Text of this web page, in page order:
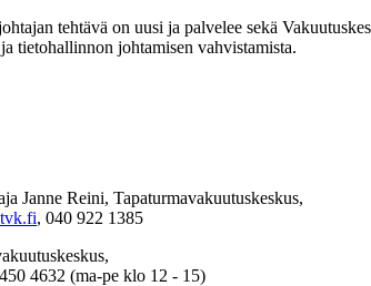
tehtävä on uusi ja palvelee sekä
tietohallinnon johtamisen vahvistamista.
Janne Reini, Tapaturmavakuutuskeskus,
, 040 922 1385
4632 (ma-pe klo 12 - 15)